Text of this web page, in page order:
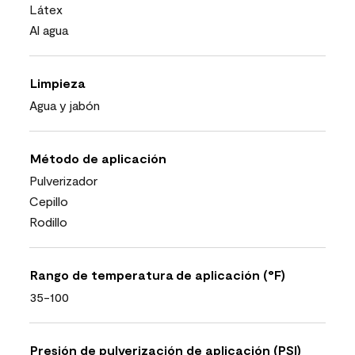
Látex
Al agua
Limpieza
Agua y jabón
Método de aplicación
Pulverizador
Cepillo
Rodillo
Rango de temperatura de aplicación (°F)
35-100
Presión de pulverización de aplicación (PSI)